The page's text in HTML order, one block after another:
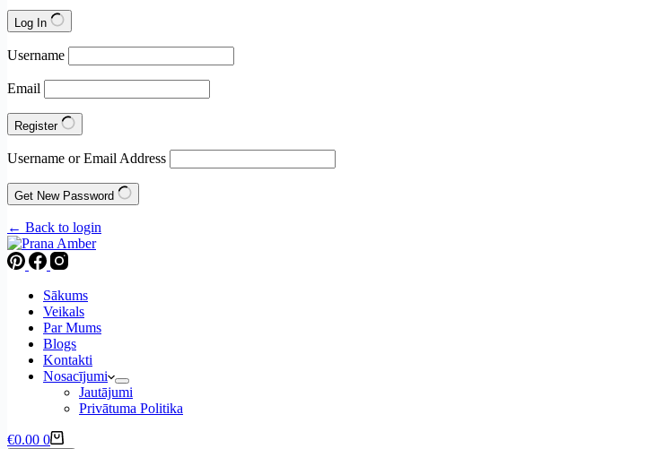
Log In
Username
Email
Register
Username or Email Address
Get New Password
← Back to login
Sākums
Veikals
Par Mums
Blogs
Kontakti
Nosacījumi
Jautājumi
Privātuma Politika
€0.00 0